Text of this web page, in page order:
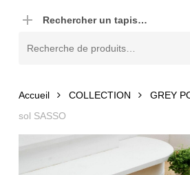
Rechercher un tapis…
Accueil COLLECTION GREY
sol SASSO